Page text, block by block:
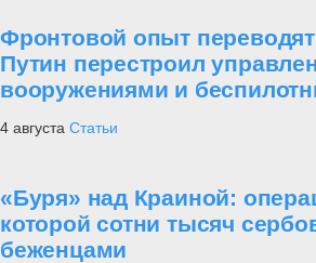
Фронтовой опыт
Путин перестроил
вооружениями и
4 августа Статьи
«Буря» над Краиной:
которой сотни тысяч
беженцами